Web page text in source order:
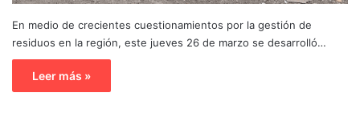
En medio de crecientes cuestionamientos por la gestión de
residuos en la región, este jueves 26 de marzo se desarrolló…
Leer más »